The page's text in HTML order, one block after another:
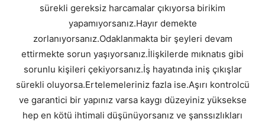
sürekli gereksiz harcamalar çıkıyorsa birikim
yapamıyorsanız.Hayır demekte
zorlanıyorsanız.Odaklanmakta bir şeyleri devam
ettirmekte sorun yaşıyorsanız.İlişkilerde mıknatıs gibi
sorunlu kişileri çekiyorsanız.İş hayatında iniş çıkışlar
sürekli oluyorsa.Ertelemeleriniz fazla ise.Aşırı kontrolcü
ve garantici bir yapınız varsa kaygı düzeyiniz yüksekse
hep en kötü ihtimali düşünüyorsanız ve şanssızlıkları